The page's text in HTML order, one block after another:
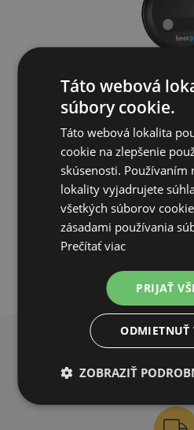
Generátor elektrického
PRIDAŤ DO
PREČO
Táto webová
súbory cookie.
Táto webová lokalita
cookie na zlepšenie
skúsenosti. Používaním
lokality vyjadrujete
všetkých súborov
zásadami používania
Prečítať viac
PRIJAŤ
ODMIETNUŤ
ZOBRAZIŤ